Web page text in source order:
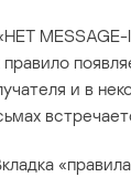
правило
и в